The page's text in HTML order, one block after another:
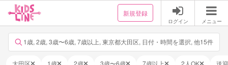
新規登録
ログイン メニュー
1歳, 2歳, 3歳〜6歳, 7歳以上, 東京都大田区, 日付・時間を選択, 他15件
大田区 1歳 2歳 3歳〜6歳 7歳以上 2人OK 送